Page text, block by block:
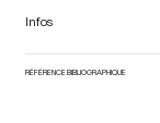
Infos
RÉFÉRENCE BIBLIOGRAPHIQUE